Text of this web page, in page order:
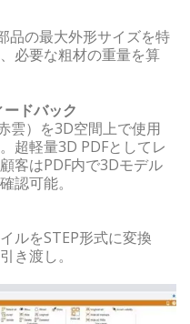
品の最大外形サイズを特
必要な粗材の重量を算
ドバック
雲）を3D空間上で使用
超軽量3D PDFとしてレ
客はPDF内で3Dモデル
認可能。
ルをSTEP形式に変換
き渡し。